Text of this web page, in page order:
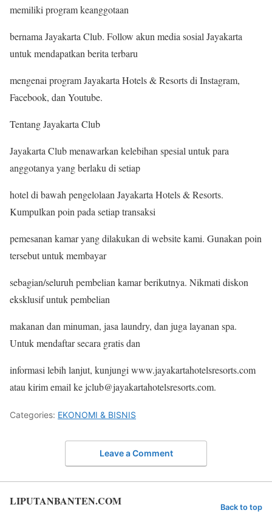
memiliki program keanggotaan
bernama Jayakarta Club. Follow akun media sosial Jayakarta
untuk mendapatkan berita terbaru
mengenai program Jayakarta Hotels & Resorts di Instagram,
Facebook, dan Youtube.
Tentang Jayakarta Club
Jayakarta Club menawarkan kelebihan spesial untuk para
anggotanya yang berlaku di setiap
hotel di bawah pengelolaan Jayakarta Hotels & Resorts.
Kumpulkan poin pada setiap transaksi
pemesanan kamar yang dilakukan di website kami. Gunakan poin
tersebut untuk membayar
sebagian/seluruh pembelian kamar berikutnya. Nikmati diskon
eksklusif untuk pembelian
makanan dan minuman, jasa laundry, dan juga layanan spa.
Untuk mendaftar secara gratis dan
informasi lebih lanjut, kunjungi www.jayakartahotelsresorts.com
atau kirim email ke jclub@jayakartahotelsresorts.com.
Categories: EKONOMI & BISNIS
Leave a Comment
LIPUTANBANTEN.COM Back to top